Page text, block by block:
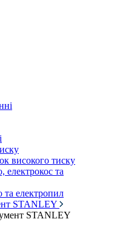
високого тиску
електрокос та
та електропил
STANLEY
STANLEY